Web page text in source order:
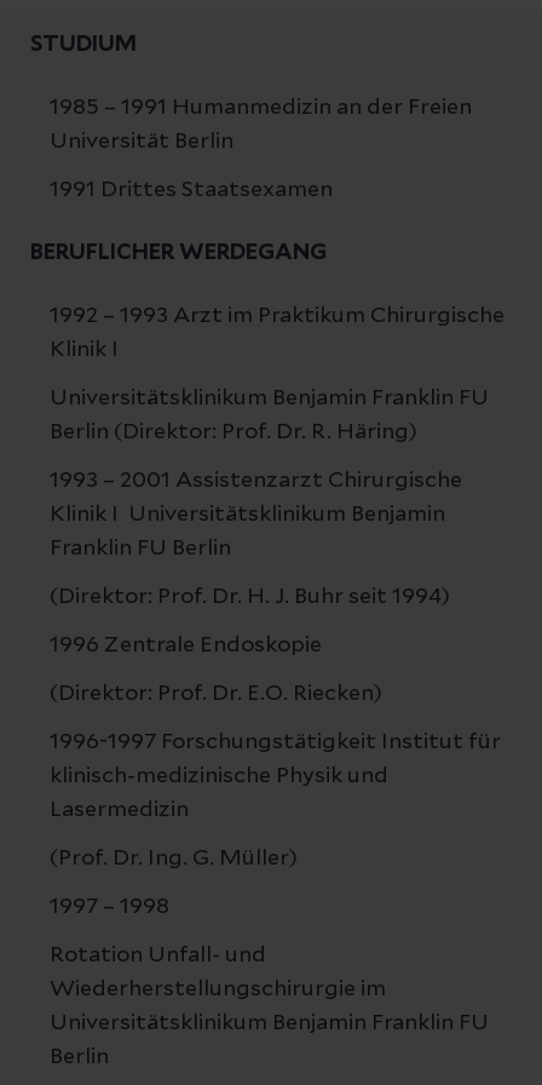
STUDIUM
1985 – 1991 Humanmedizin an der Freien
Universität Berlin
1991 Drittes Staatsexamen
BERUFLICHER WERDEGANG
1992 – 1993 Arzt im Praktikum Chirurgische
Klinik I
Universitätsklinikum Benjamin Franklin FU
Berlin (Direktor: Prof. Dr. R. Häring)
1993 – 2001 Assistenzarzt Chirurgische
Klinik I Universitätsklinikum Benjamin
Franklin FU Berlin
(Direktor: Prof. Dr. H. J. Buhr seit 1994)
1996 Zentrale Endoskopie
(Direktor: Prof. Dr. E.O. Riecken)
1996-1997 Forschungstätigkeit Institut für
klinisch-medizinische Physik und
Lasermedizin
(Prof. Dr. Ing. G. Müller)
1997 – 1998
Rotation Unfall- und
Wiederherstellungschirurgie im
Universitätsklinikum Benjamin Franklin FU
Berlin